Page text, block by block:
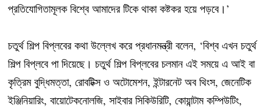
প্রতিযোগিতামূলক বিশ্বে আমাদের টিকে থাকা কষ্টকর হয়ে পড়বে।’
চতুর্থ শিল্প বিপ্লবের কথা উল্লেখ করে প্রধানমন্ত্রী বলেন, ‘বিশ্ব এখন চতুর্থ
শিল্প বিপ্লবে পা দিয়েছে। চতুর্থ শিল্প বিপ্লবের চলমান এই সময়ে এ আই বা
কৃত্রিম বুদ্ধিমত্তা, রোবটিক্স ও অটোমেশন, ইন্টারনেট অব থিংস, জেনেটিক
ইঞ্জিনিয়ারিং, বায়োটেকনোলজি, সাইবার সিকিউরিটি, কোয়ান্টাম কম্পিউটিং,